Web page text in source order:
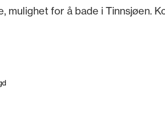
mulighet for å bade i Tinnsjøen.